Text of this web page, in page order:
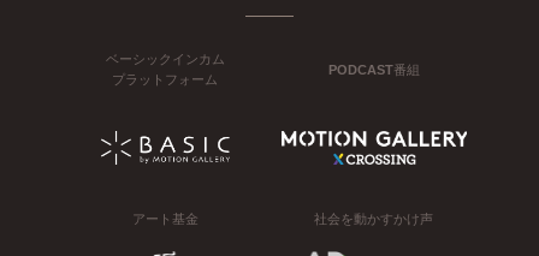
ベーシックインカム
プラットフォーム
PODCAST番組
アート基金 社会を動かすかけ声